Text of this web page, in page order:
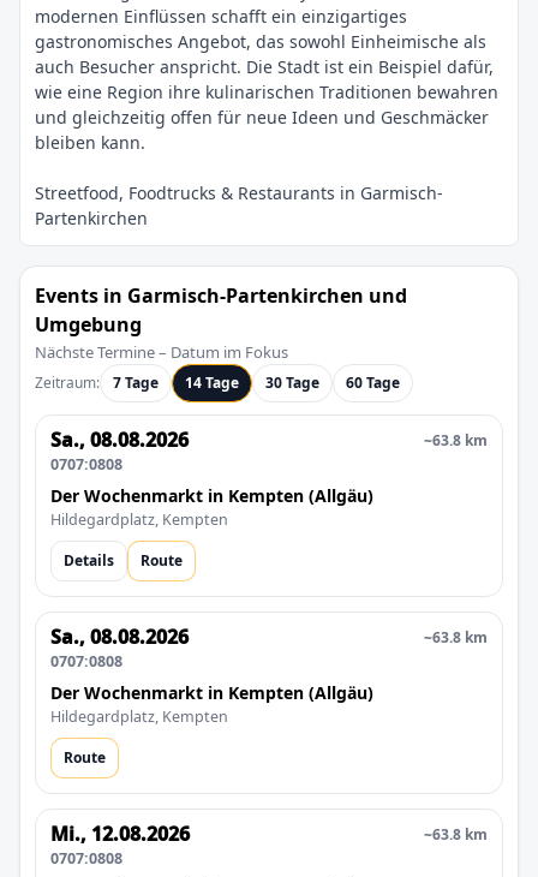
modernen Einflüssen schafft ein einzigartiges
gastronomisches Angebot, das sowohl Einheimische als
auch Besucher anspricht. Die Stadt ist ein Beispiel dafür,
wie eine Region ihre kulinarischen Traditionen bewahren
und gleichzeitig offen für neue Ideen und Geschmäcker
Streetfood, Foodtrucks & Restaurants in Garmisch-
Events in Garmisch-Partenkirchen und
Umgebung
Nächste Termine – Datum im Fokus
Zeitraum: 7 Tage 14 Tage 30 Tage 60 Tage
Sa., 08.08.2026
0707:0808
~63.8 km
Der Wochenmarkt in Kempten (Allgäu)
Hildegardplatz, Kempten
Details
Route
Sa., 08.08.2026
0707:0808
~63.8 km
Der Wochenmarkt in Kempten (Allgäu)
Hildegardplatz, Kempten
Route
Mi., 12.08.2026
0707:0808
~63.8 km